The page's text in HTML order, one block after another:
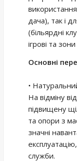
дача), так і
(більярдні
ігрові та
Основні
•
На відміну
підвищену
та опори з
значні
служби.